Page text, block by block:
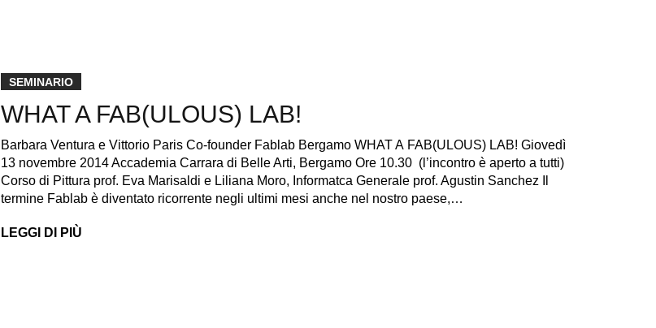
SEMINARIO
WHAT A FAB(ULOUS) LAB!
Barbara Ventura e Vittorio Paris Co-founder Fablab Bergamo WHAT A FAB(ULOUS) LAB! Giovedì
13 novembre 2014 Accademia Carrara di Belle Arti, Bergamo Ore 10.30 (l’incontro è aperto a tutti)
Corso di Pittura prof. Eva Marisaldi e Liliana Moro, Informatca Generale prof. Agustin Sanchez Il
termine Fablab è diventato ricorrente negli ultimi mesi anche nel nostro paese,…
LEGGI DI PIÙ